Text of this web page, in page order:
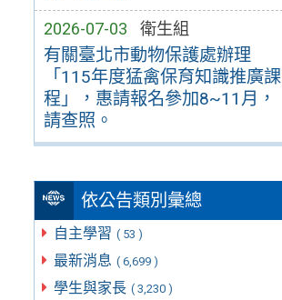
2026-07-03 衛生組
有關臺北市動物保護處辦理
「115年度猛禽保育知識推廣課
程」，惠請報名參加8~11月，
請查照。
依公告類別彙總
自主學習 ( 53 )
最新消息 ( 6,699 )
學生與家長 ( 3,230 )